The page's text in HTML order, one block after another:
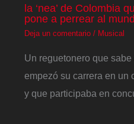
la ‘nea’ de Colombia
pone a perrear al
Deja un comentario / Musical
Un reguetonero que
empezó su carrera en un
y que participaba en